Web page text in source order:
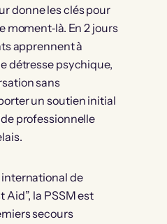
donne les clés pour
moment‑là. En 2 jours
apprennent à
détresse psychique,
sans
un soutien initial
professionnelle
de
Aid”, la PSSM est
secours